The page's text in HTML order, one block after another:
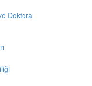
Doktora